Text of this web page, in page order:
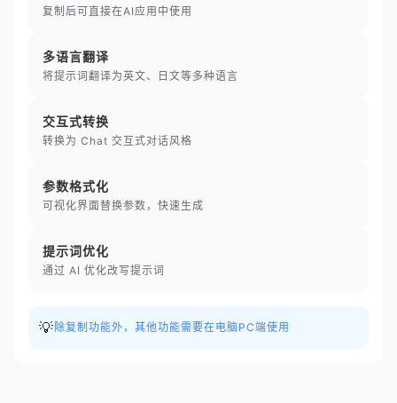
复制后可直接在AI应用中使用
多语言翻译
将提示词翻译为英文、日文等多种语言
交互式转换
转换为 Chat 交互式对话风格
参数格式化
可视化界面替换参数，快速生成
提示词优化
通过 AI 优化改写提示词
💡 除复制功能外，其他功能需要在电脑PC端使用